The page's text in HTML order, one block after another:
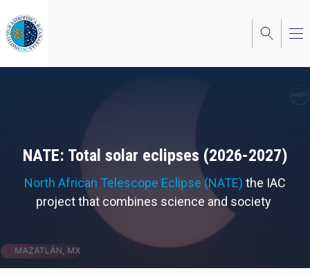
to
main
content
NATE: Total solar eclipses (2026-2027)
North African Telescope Eclipse (NATE) the IAC
project that combines science and society